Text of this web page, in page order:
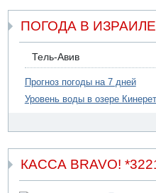
07.08.2026 20:41
Ynet: "Хизбалла" запустила
07.08.2026 19:16
ДТП в Ашдоде: тяжело
07.08.2026 19:14
Дахан
ПОГОДА В ИЗРАИЛЕ
Тель-Авив
Прогноз погоды на 7 дней
Уровень воды в озере Кинерет
КАССА BRAVO!